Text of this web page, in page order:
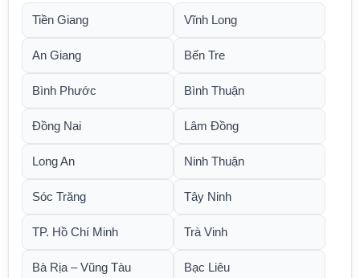
Tiền Giang Vĩnh Long
An Giang Bến Tre
Bình Phước Bình Thuận
Đồng Nai Lâm Đồng
Long An Ninh Thuận
Sóc Trăng Tây Ninh
TP. Hồ Chí Minh Trà Vinh
Bà Rịa – Vũng Tàu Bạc Liêu